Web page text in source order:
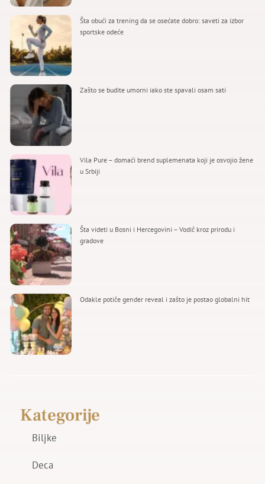
Šta obući za trening da se osećate dobro: saveti za izbor
sportske odeće
Zašto se budite umorni iako ste spavali osam sati
Vila Pure – domaći brend suplemenata koji je osvojio žene
u Srbiji
Šta videti u Bosni i Hercegovini – Vodič kroz prirodu i
gradove
Odakle potiče gender reveal i zašto je postao globalni hit
Kategorije
Biljke
Deca